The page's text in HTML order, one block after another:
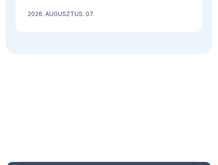
2026. AUGUSZTUS. 07.